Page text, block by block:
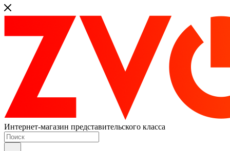
Интернет-магазин представительского класса